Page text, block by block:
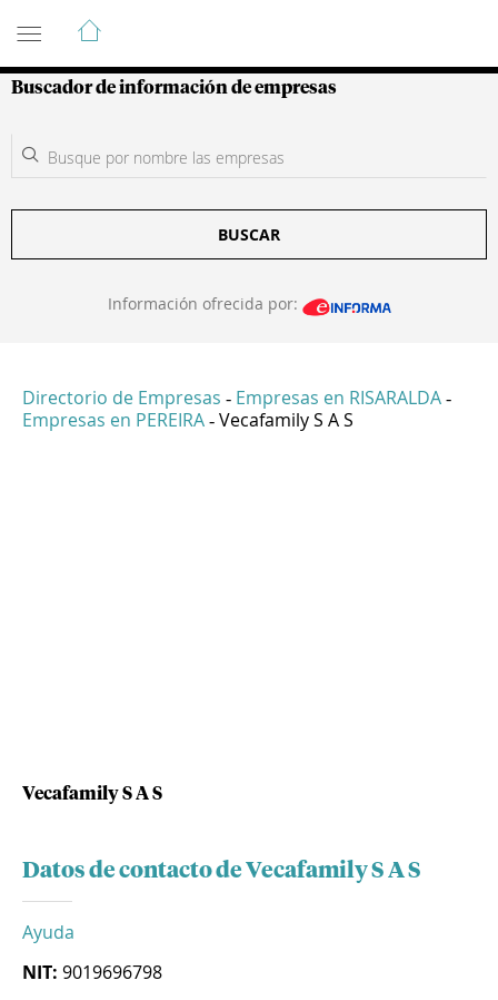
Guía de Empresas Colombianas
Buscador de información de empresas
BUSCAR
Información ofrecida por:
Directorio de Empresas - Empresas en RISARALDA -
Empresas en PEREIRA - Vecafamily S A S
Vecafamily S A S
Datos de contacto de Vecafamily S A S
Ayuda
NIT: 9019696798